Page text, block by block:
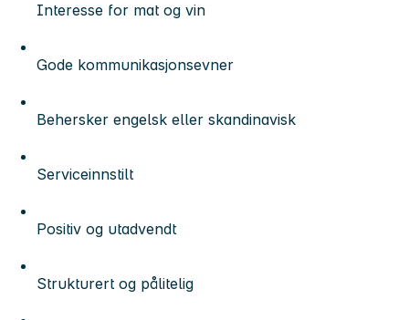
Interesse for mat og vin
Gode kommunikasjonsevner
Behersker engelsk eller skandinavisk
Serviceinnstilt
Positiv og utadvendt
Strukturert og pålitelig